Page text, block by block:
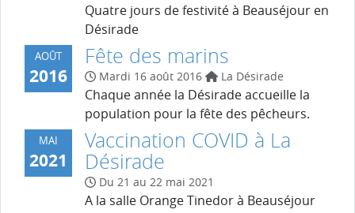
Quatre jours de festivité à Beauséjour en
Désirade
AOÛT
2016
Fête des marins
Mardi 16 août 2016 La Désirade
Chaque année la Désirade accueille la
population pour la fête des pêcheurs.
MAI
2021
Vaccination COVID à La
Désirade
Du 21 au 22 mai 2021
A la salle Orange Tinedor à Beauséjour